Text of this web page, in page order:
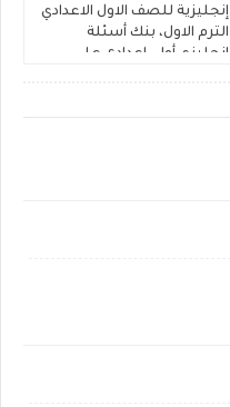
إنجليزية للصف الاول الاعدادي
الترم الاول، بنك أسئلة
إنجليزي أولى إعدادى على